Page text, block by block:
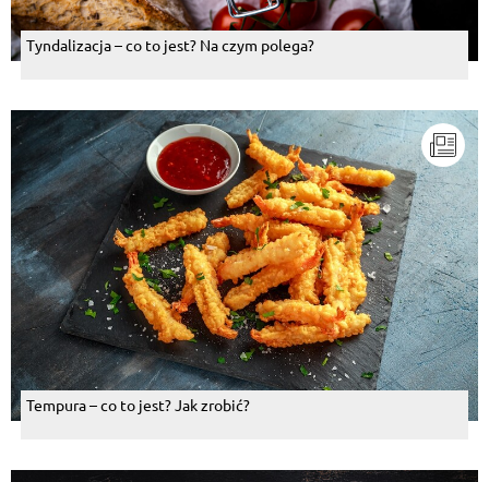
Tyndalizacja – co to jest? Na czym polega?
Tempura – co to jest? Jak zrobić?